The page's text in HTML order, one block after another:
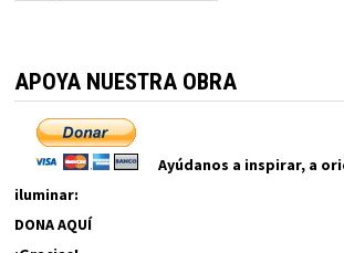
APOYA NUESTRA OBRA
Ayúdanos a inspirar, a
iluminar:
DONA AQUÍ